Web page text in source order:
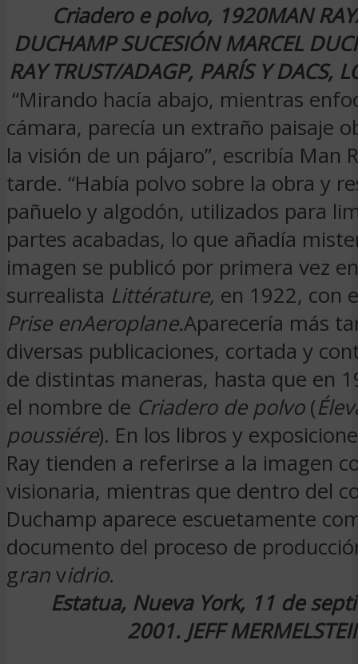
Criadero e polvo, 1920MAN
DUCHAMP SUCESIÓN MARCEL
RAY TRUST/ADAGP, PARÍS Y DACS,
“Mirando hacía abajo, mientras
cámara, parecía un extraño paisaje
la visión de un pájaro”, escribía Man
tarde. “Había polvo sobre la obra y
pañuelo y algodón, utilizados para
partes acabadas, lo que añadía
imagen se publicó por primera vez
surrealista Littérature, en 1922, con
Prise enAeroplane.Aparecería más
diversas publicaciones, cortada y
de distintas maneras, hasta que en
el nombre de Criadero de polvo(
poussiére). En los libros y
Ray tienden a referirse a la imagen
visionaria, mientras que dentro del
Duchamp aparece escuetamente
documento del proceso de
gran vidrio.
Estatua, Nueva York, 11 de
2001. JEFF